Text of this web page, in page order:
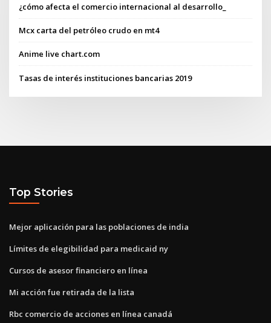
¿cómo afecta el comercio internacional al desarrollo_
Mcx carta del petróleo crudo en mt4
Anime live chart.com
Tasas de interés instituciones bancarias 2019
Top Stories
Mejor aplicación para las poblaciones de india
Límites de elegibilidad para medicaid ny
Cursos de asesor financiero en línea
Mi acción fue retirada de la lista
Rbc comercio de acciones en línea canadá